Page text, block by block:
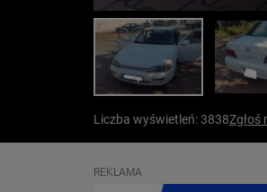
Liczba wyświetleń: 3838Zgłoś
REKLAMA